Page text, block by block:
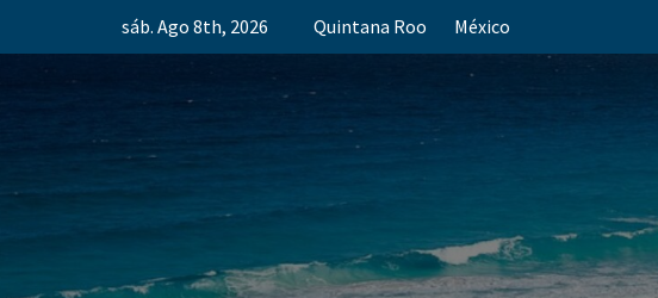
sáb. Ago 8th, 2026 Quintana Roo México